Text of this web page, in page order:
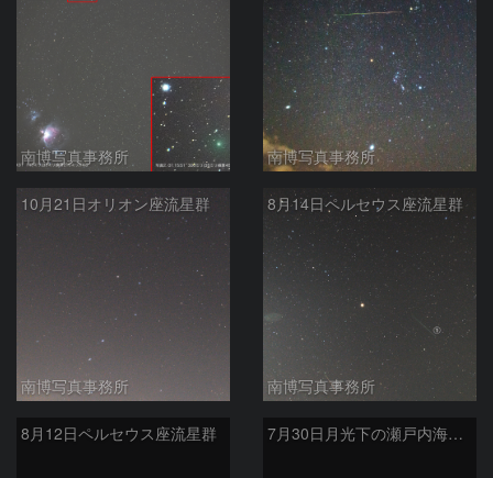
南博写真事務所 南博写真事務所
10月21日オリオン座流星群
南博写真事務所
8月14日ペルセウス座流星群
南博写真事務所
8月12日ペルセウス座流星群 7月30日月光下の瀬戸内海に沈むネオワイズ彗星